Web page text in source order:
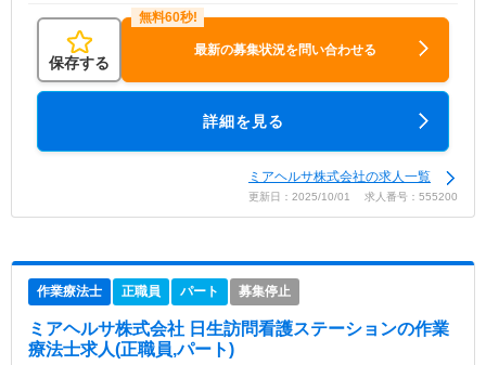
保存する
最新の募集状況を問い合わせる
詳細を見る
ミアヘルサ株式会社の求人一覧
更新日：2025/10/01 求人番号：555200
作業療法士 正職員 パート 募集停止
ミアヘルサ株式会社 日生訪問看護ステーションの作業
療法士求人(正職員,パート)